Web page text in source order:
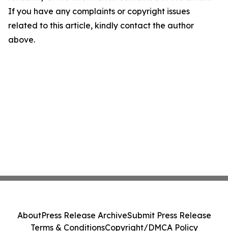
If you have any complaints or copyright issues
related to this article, kindly contact the author
above.
AboutPress Release ArchiveSubmit Press Release
Terms & ConditionsCopyright/DMCA Policy